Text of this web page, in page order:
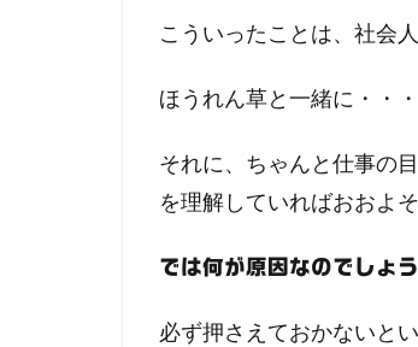
こういったことは、社会
ほうれん草と一緒に・・
それに、ちゃんと仕事の
を理解していればおおよ
では何が原因なのでしょ
必ず押さえておかないと